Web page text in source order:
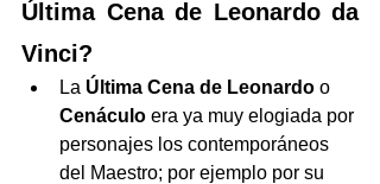
Última Cena de Leonardo da
Vinci?
La Última Cena de Leonardo o
Cenáculo era ya muy elogiada por
personajes los contemporáneos
del Maestro; por ejemplo por su